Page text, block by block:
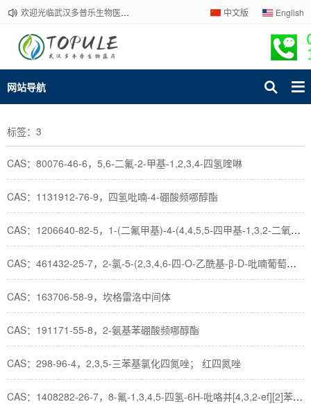
欢迎光临武汉多普乐生物医药有限公司官网！下单请咨询客服，我们热情为您服务！ 中文版 English
网站导航
标签：3
CAS：80076-46-6，5,6-二氟-2-甲基-1,2,3,4-四氢喹啉
CAS：1131912-76-9，四氢吡喃-4-硼酸频哪醇酯
CAS：1206640-82-5，1-(二氟甲基)-4-(4,4,5,5-四甲基-1,3,2-二氧硼杂环戊烷-2-基)-1H-吡唑
CAS：461432-25-7，2-氯-5-(2,3,4,6-四-O-乙酰基-β-D-吡喃葡萄糖-1-基)-4'-乙氧基二苯甲烷
CAS：163706-58-9，坎格雷洛中间体
CAS：191171-55-8，2-氨基苯硼酸频哪醇酯
CAS：298-96-4，2,3,5-三苯基氯化四氮唑； 红四氮唑
CAS：1408282-26-7，8-氟-1,3,4,5-四氢-6H-吡咯并[4,3,2-ef][2]苯并氮杂卓